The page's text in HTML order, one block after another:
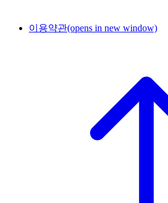
이용약관(opens in new window)